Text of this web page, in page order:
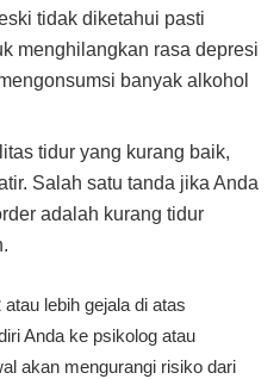
tidak diketahui pasti
menghilangkan rasa depresi
banyak alkohol
tidur yang kurang baik,
Salah satu tanda jika Anda
adalah kurang tidur
lebih gejala di atas
Anda ke psikolog atau
akan mengurangi risiko dari